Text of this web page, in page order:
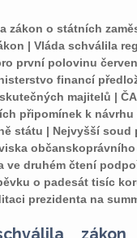
zákon o státních
| Vláda schválila
první polovinu
financí
majitelů |
připomínek k návrhu
státu | Nejvyšší soud
ve druhém čtení
o padesát tisíc
prezidenta na